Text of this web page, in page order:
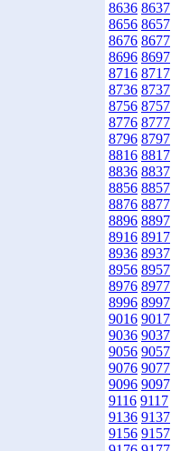
8636 8637
8656 8657
8676 8677
8696 8697
8716 8717
8736 8737
8756 8757
8776 8777
8796 8797
8816 8817
8836 8837
8856 8857
8876 8877
8896 8897
8916 8917
8936 8937
8956 8957
8976 8977
8996 8997
9016 9017
9036 9037
9056 9057
9076 9077
9096 9097
9116 9117
9136 9137
9156 9157